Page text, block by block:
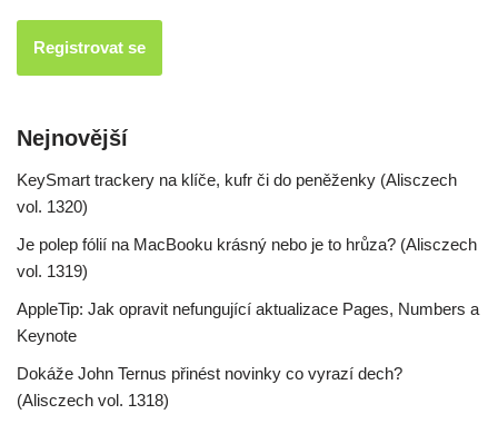
Nejnovější
KeySmart trackery na klíče, kufr či do peněženky (Alisczech
vol. 1320)
Je polep fólií na MacBooku krásný nebo je to hrůza? (Alisczech
vol. 1319)
AppleTip: Jak opravit nefungující aktualizace Pages, Numbers a
Keynote
Dokáže John Ternus přinést novinky co vyrazí dech?
(Alisczech vol. 1318)